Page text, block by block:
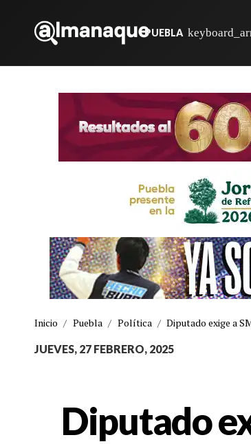
PUEBLA
Inicio / Puebla / Política / Diputado exige a
JUEVES, 27 FEBRERO, 2025
Diputado